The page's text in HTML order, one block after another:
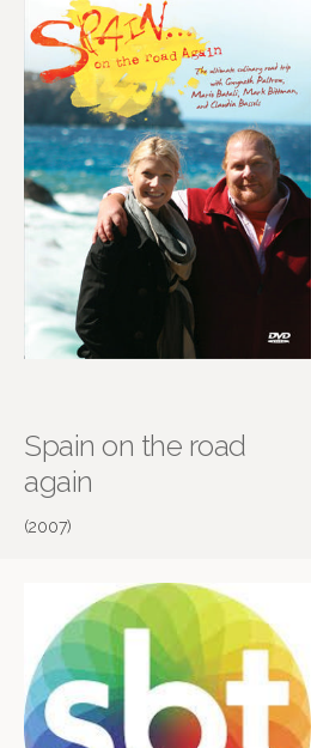
Spain on the road
again
(2007)